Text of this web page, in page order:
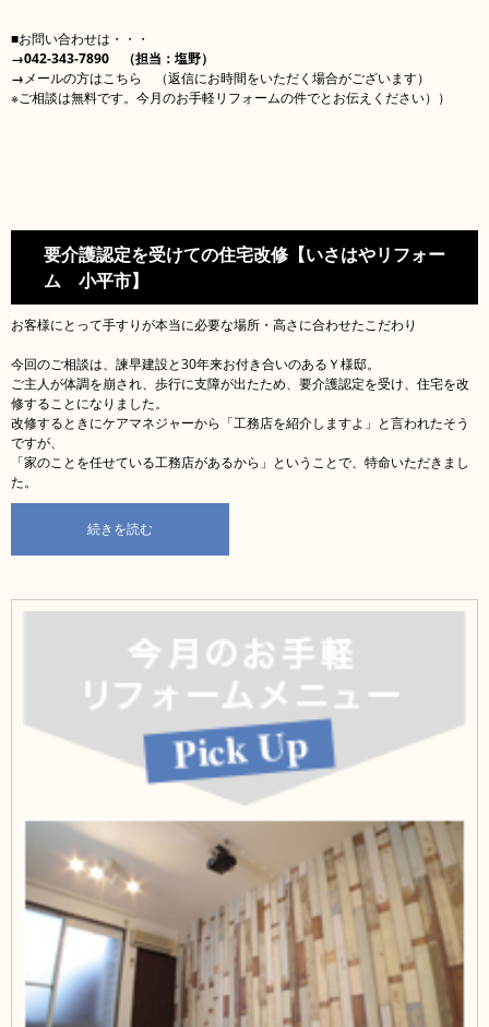
■お問い合わせは・・・
→042-343-7890 （担当：塩野）
→メールの方はこちら （返信にお時間をいただく場合がございます）
※ご相談は無料です。今月のお手軽リフォームの件でとお伝えください））
要介護認定を受けての住宅改修【いさはやリフォー
ム 小平市】
お客様にとって手すりが本当に必要な場所・高さに合わせたこだわり
今回のご相談は、諫早建設と30年来お付き合いのあるＹ様邸。
ご主人が体調を崩され、歩行に支障が出たため、要介護認定を受け、住宅を改
修することになりました。
改修するときにケアマネジャーから「工務店を紹介しますよ」と言われたそう
ですが、
「家のことを任せている工務店があるから」ということで、特命いただきまし
た。
続きを読む